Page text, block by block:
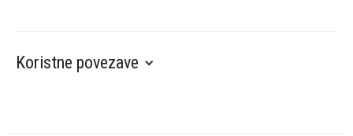
Koristne povezave